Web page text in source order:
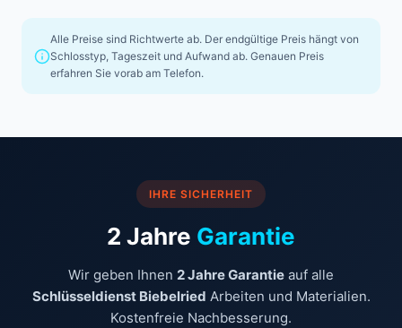
Alle Preise sind Richtwerte ab. Der endgültige Preis hängt von
Schlosstyp, Tageszeit und Aufwand ab. Genauen Preis
erfahren Sie vorab am Telefon.
IHRE SICHERHEIT
2 Jahre Garantie
Wir geben Ihnen 2 Jahre Garantie auf alle
Schlüsseldienst Biebelried Arbeiten und Materialien.
Kostenfreie Nachbesserung.